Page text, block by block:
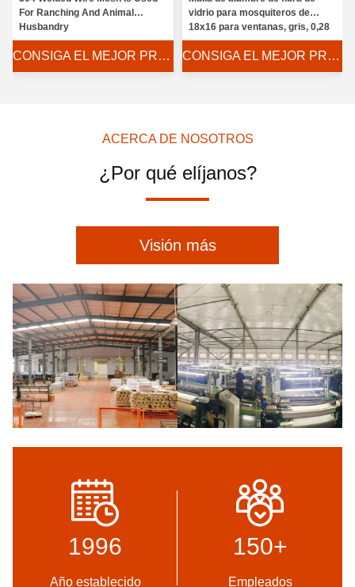
For Ranching And Animal
Husbandry
CONSIGA EL MEJOR PRECIO
vidrio para mosquiteros de
18x16 para ventanas, gris, 0,28
mm
CONSIGA EL MEJOR PRECIO
ACERCA DE NOSOTROS
¿Por qué elíjanos?
Visión más
1996
Año establecido
150+
Empleados